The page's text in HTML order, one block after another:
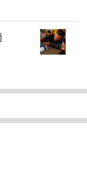
成誘因
王群孝觀察，
，對經濟匱乏
已成常態。
長王榮春指
在大學就業博